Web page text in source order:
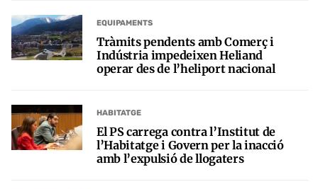
EQUIPAMENTS
Tràmits pendents amb Comerç i
Indústria impedeixen Heliand
operar des de l’heliport nacional
HABITATGE
El PS carrega contra l’Institut de
l’Habitatge i Govern per la inacció
amb l’expulsió de llogaters